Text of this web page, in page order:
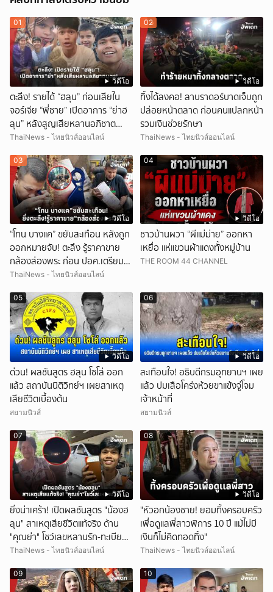
วิดีโอ
01
ตะลึง! รายได้ “ฮลุน” ก่อนเสียใน
จอร์เจีย “พี่ชาย” เปิดอาการ “ย่าฮ
ลุน” หลังสูญเสียหลานอภิชาต
บุตร!
ThaiNews - ไทยนิวส์ออนไลน์
วิดีโอ
02
ทิ้งได้ลงคอ! ลาบราดอร์บาดเจ็บถูก
ปล่อยหน้าตลาด ก่อนคนแปลกหน้า
รวมเงินช่วยรักษา
ThaiNews - ไทยนิวส์ออนไลน์
วิดีโอ
03
“โทน บางแค” ขยับสะเทือน หลังถูก
ออกหมายจับ! ตะลึง รู้ราคาขาย
กล้องส่องพระ ก่อน ปอศ.เตรียม
บุกรวบ?
ThaiNews - ไทยนิวส์ออนไลน์
วิดีโอ
04
ชาวบ้านผวา “ผีแม่ม่าย” ออกหา
เหยื่อ แห่แขวนผ้าแดงทั้งหมู่บ้าน
THE ROOM 44 CHANNEL
วิดีโอ
05
ด่วน! ผลชันสูตร ฮลุน โซโล่ ออก
แล้ว สถาบันนิติวิทย์ฯ เผยสาเหตุ
เสียชีวิตเบื้องต้น
สยามนิวส์
วิดีโอ
06
สะเทือนใจ! อธิบดีกรมอุทยานฯ เผย
แล้ว ปมเสือโคร่งห้วยขาแข้งจู่โจม
เจ้าหน้าที่
สยามนิวส์
วิดีโอ
07
ยิ่งน่าเศร้า! เปิดผลชันสูตร "น้องฮ
ลุน" สาเหตุเสียชีวิตแท้จริง ด้าน
"คุณย่า" โชว์เลขหลานรัก-ทะเบียน
รถเคลื่อนร่าง!
ThaiNews - ไทยนิวส์ออนไลน์
วิดีโอ
08
"หัวอกน้องชาย! ยอมทิ้งครอบครัว
เพื่อดูแลพี่สาวพิการ 10 ปี แม้ไม่มี
เงินก็ไม่คิดทอดทิ้ง"
ThaiNews - ไทยนิวส์ออนไลน์
09 10